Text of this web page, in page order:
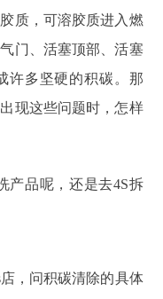
质，可溶胶质进入燃
门、活塞顶部、活塞
许多坚硬的积碳。那
现这些问题时，怎样
产品呢，还是去4S拆
，问积碳清除的具体